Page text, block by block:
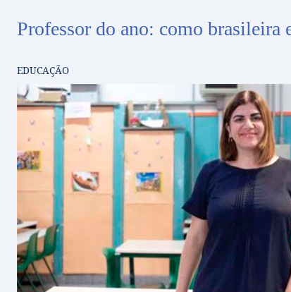
Professor do ano: como brasileira
EDUCAÇÃO